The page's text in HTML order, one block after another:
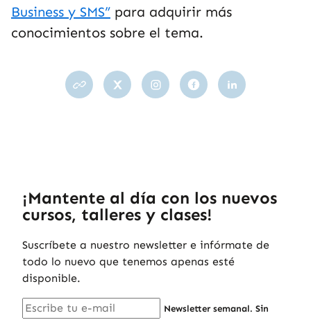
Business y SMS” para adquirir más
conocimientos sobre el tema.
¡Mantente al día con los nuevos
cursos, talleres y clases!
Suscríbete a nuestro newsletter e infórmate de
todo lo nuevo que tenemos apenas esté
disponible.
Newsletter semanal. Sin